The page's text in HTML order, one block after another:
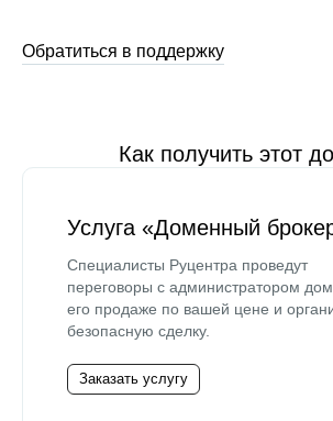
Обратиться в поддержку
Как получить этот
Услуга «Доменный
Специалисты Руцентра проведут
переговоры с администратором
его продаже по вашей цене и
безопасную сделку.
Заказать услугу